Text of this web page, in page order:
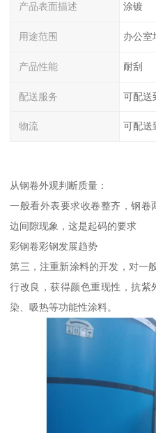
产品表面描述 涂镀
用途范围 办公室
产品性能 耐刮
配送服务 可配送
物流 可配送
从钢卷外观判断质量：
一般看外表要求收卷整齐，钢
边间隙现象，这是起码的要求
彩钢卷彩钢发展趋势
第三，注重新涂料的开发，对一
行改良，获得颜色重现性，抗
染、吸热等功能性涂料。